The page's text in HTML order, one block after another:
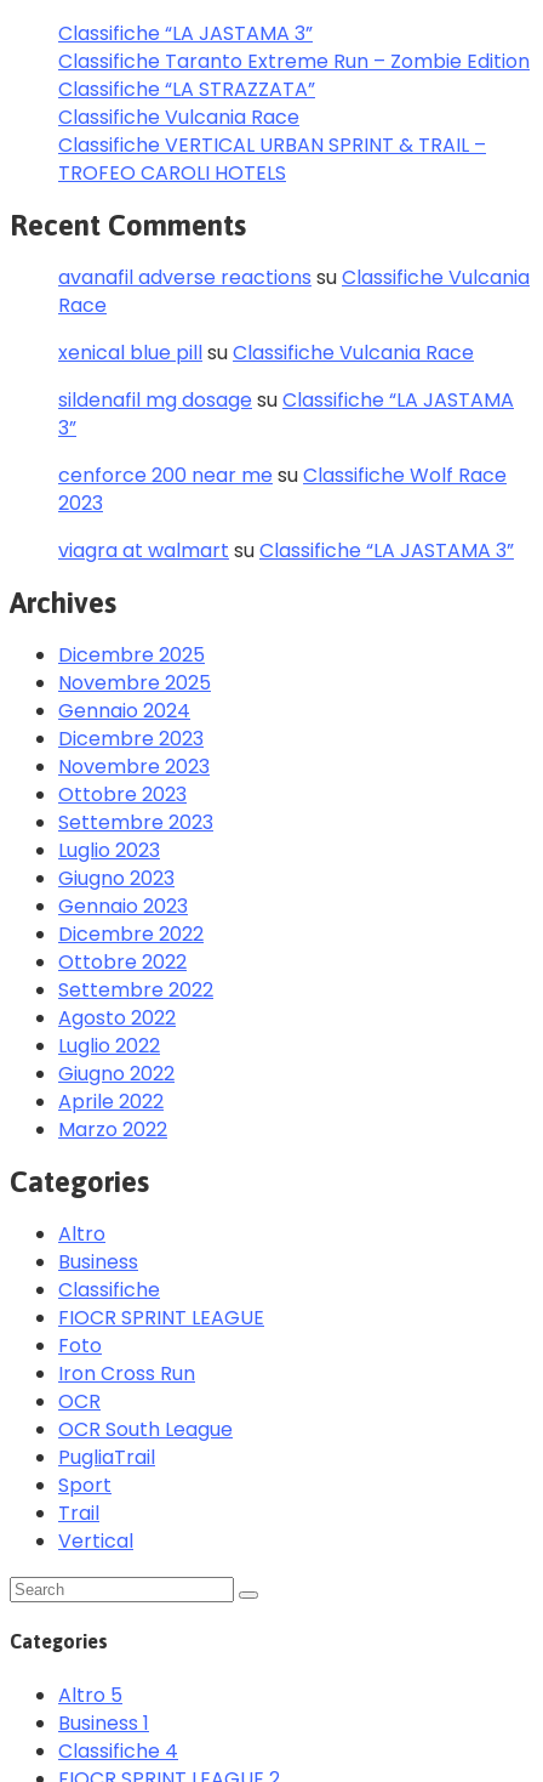
Classifiche “LA JASTAMA 3”
Classifiche Taranto Extreme Run – Zombie Edition
Classifiche “LA STRAZZATA”
Classifiche Vulcania Race
Classifiche VERTICAL URBAN SPRINT & TRAIL –
TROFEO CAROLI HOTELS
Recent Comments
avanafil adverse reactions suClassifiche Vulcania
Race
xenical blue pillsuClassifiche Vulcania Race
sildenafil mg dosagesuClassifiche “LA JASTAMA
3”
cenforce 200 near mesuClassifiche Wolf Race
2023
viagra at walmart suClassifiche “LA JASTAMA 3”
Archives
Dicembre 2025
Novembre 2025
Gennaio 2024
Dicembre 2023
Novembre 2023
Ottobre 2023
Settembre 2023
Luglio 2023
Giugno 2023
Gennaio 2023
Dicembre 2022
Ottobre 2022
Settembre 2022
Agosto 2022
Luglio 2022
Giugno 2022
Aprile 2022
Marzo 2022
Categories
Altro
Business
Classifiche
FIOCR SPRINT LEAGUE
Foto
Iron Cross Run
OCR
OCR South League
PugliaTrail
Sport
Trail
Vertical
Categories
Altro 5
Business 1
Classifiche 4